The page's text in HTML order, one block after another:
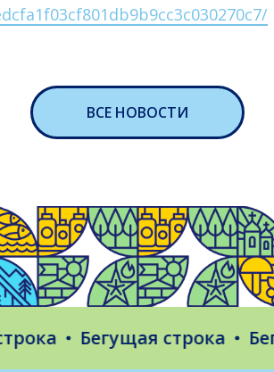
ВСЕ НОВОСТИ
Бегущая строка